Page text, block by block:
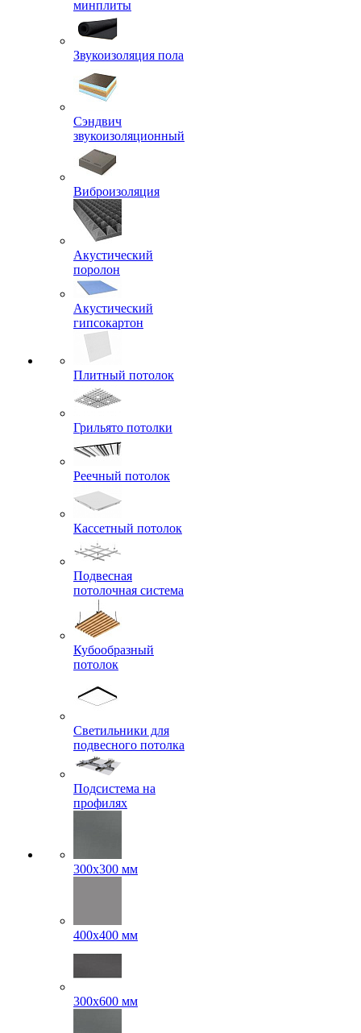
минплиты
Звукоизоляция пола
Сэндвич
звукоизоляционный
Виброизоляция
Акустический
поролон
Акустический
гипсокартон
Плитный потолок
Грильято потолки
Реечный потолок
Кассетный потолок
Подвесная
потолочная система
Кубообразный
потолок
Светильники для
подвесного потолка
Подсистема на
профилях
300x300 мм
400х400 мм
300x600 мм